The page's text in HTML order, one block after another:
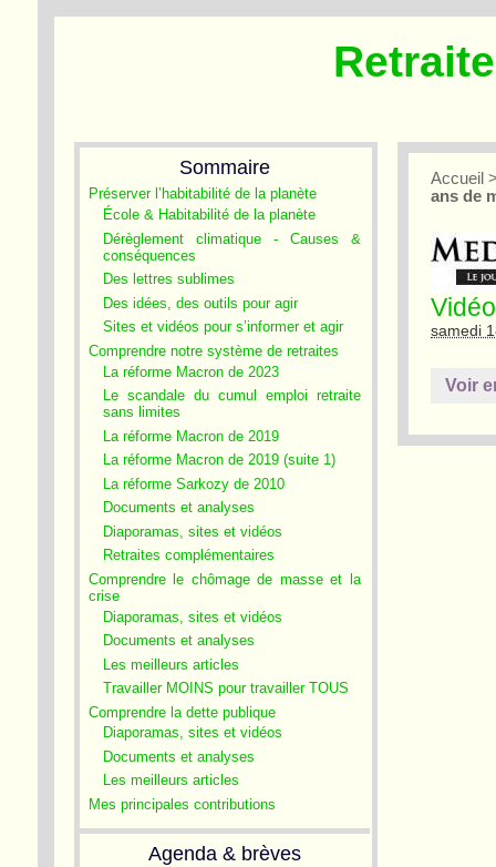
Sommaire
Préserver l’habitabilité de la planète
École & Habitabilité de la planète
Dérèglement climatique - Causes &
conséquences
Des lettres sublimes
Des idées, des outils pour agir
Sites et vidéos pour s’informer et agir
Comprendre notre système de retraites
La réforme Macron de 2023
Le scandale du cumul emploi retraite
sans limites
La réforme Macron de 2019
La réforme Macron de 2019 (suite 1)
La réforme Sarkozy de 2010
Documents et analyses
Diaporamas, sites et vidéos
Retraites complémentaires
Comprendre le chômage de masse et la
crise
Diaporamas, sites et vidéos
Documents et analyses
Les meilleurs articles
Travailler MOINS pour travailler TOUS
Comprendre la dette publique
Diaporamas, sites et vidéos
Documents et analyses
Les meilleurs articles
Mes principales contributions
Agenda & brèves
Accueil
ans de
samedi
Voir